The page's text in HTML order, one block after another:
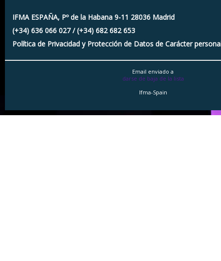
IFMA ESPAÑA, Pº de la Habana 9-11 28036 Madrid
(+34) 636 066 027 / (+34) 682 682 653
Política de Privacidad y Protección de Datos de Carácter
Email enviado a
darse de baja de la lista
Ifma-Spain